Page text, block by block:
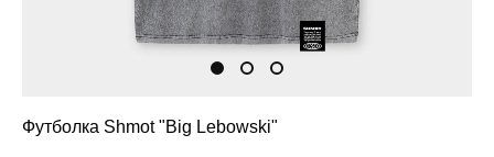
Футболка Shmot "Big Lebowski"